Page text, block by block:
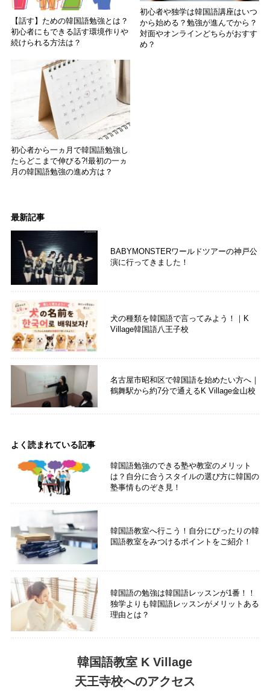
【話す】ための韓国語勉強とは？
初心者にもできる話す環境作りや
続けられる方法は？
初心者や独学は韓国語講座はいつ
から始める？勉強が進んでから？
対面やオンラインどちらがおすす
め？
初心者から一ヵ月で韓国語勉強し
たらどこまで伸びる?!最初の一ヵ
月の韓国語勉強の進め方は？
最新記事
BABYMONSTERワールドツアーの神戸公
演に行ってきました！
犬の種類を韓国語で言ってみよう！｜K
Village韓国語八王子校
名古屋市昭和区で韓国語を始めたい方へ｜
鶴舞駅から約7分で通えるK Village金山校
よく読まれている記事
韓国語勉強のできる塾や教室のメリット
は？自分に合うスタイルの選び方に韓国の
塾事情ものぞき見！
韓国語教室へ行こう！自分にぴったりの韓
国語教室をみつけるポイントをご紹介！
韓国語の勉強は韓国語レッスンが1番！！
独学よりも韓国語レッスンがメリットある
理由とは？
韓国語教室 K Village
天王寺校へのアクセス